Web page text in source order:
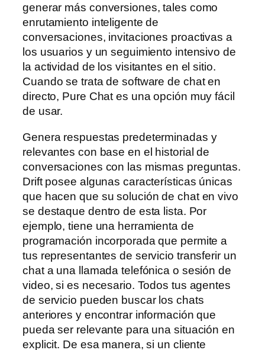
generar más conversiones, tales como
enrutamiento inteligente de
conversaciones, invitaciones proactivas a
los usuarios y un seguimiento intensivo de
la actividad de los visitantes en el sitio.
Cuando se trata de software de chat en
directo, Pure Chat es una opción muy fácil
de usar.
Genera respuestas predeterminadas y
relevantes con base en el historial de
conversaciones con las mismas preguntas.
Drift posee algunas características únicas
que hacen que su solución de chat en vivo
se destaque dentro de esta lista. Por
ejemplo, tiene una herramienta de
programación incorporada que permite a
tus representantes de servicio transferir un
chat a una llamada telefónica o sesión de
video, si es necesario. Todos tus agentes
de servicio pueden buscar los chats
anteriores y encontrar información que
pueda ser relevante para una situación en
explicit. De esa manera, si un cliente